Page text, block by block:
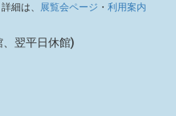
細は、 展覧会ページ ・ 利用案内
翌平日休館)